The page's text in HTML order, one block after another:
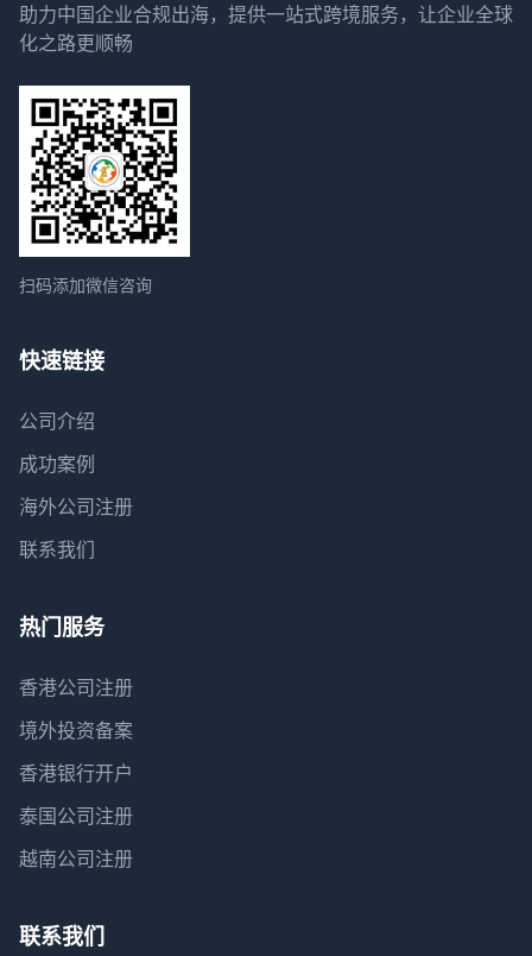
助力中国企业合规出海，提供一站式跨境服务，让企业全球
化之路更顺畅
扫码添加微信咨询
快速链接
公司介绍
成功案例
海外公司注册
联系我们
热门服务
香港公司注册
境外投资备案
香港银行开户
泰国公司注册
越南公司注册
联系我们